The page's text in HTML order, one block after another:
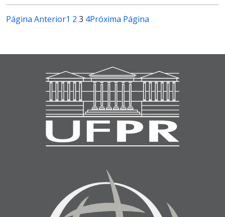
Página Anterior1 2 3 4Próxima Página